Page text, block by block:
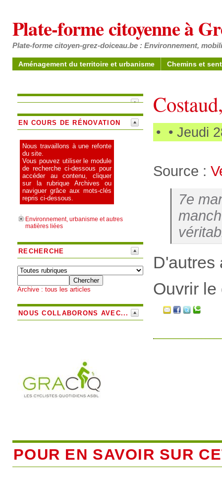
Plate-forme citoyenne à
Plate-forme citoyen-grez-doiceau.be : Environnement,
Aménagement du territoire et urbanisme Chemins et
EN COURS DE RÉNOVATION
Nous travaillons à une refonte
du site.
Vous pouvez utiliser le module
de recherche ci-dessous pour
accéder au contenu, cliquer
sur la rubrique Archives ou
naviguer grâce aux mots-clés
repris ci-dessous.
Environnement, urbanisme et autres
matières liées
RECHERCHE
Archive : tous les articles
NOUS COLLABORONS AVEC...
• • Jeudi
Source :
7e
D'autres
Ouvrir le
POUR EN SAVOIR SUR